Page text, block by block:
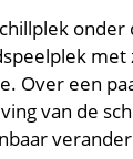
Over een
van de